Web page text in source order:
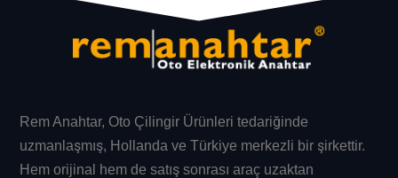
Rem Anahtar, Oto Çilingir Ürünleri tedariğinde
uzmanlaşmış, Hollanda ve Türkiye merkezli bir şirkettir.
Hem orijinal hem de satış sonrası araç uzaktan